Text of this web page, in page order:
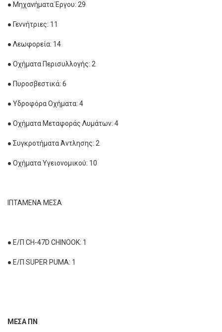
● Μηχανήματα Έργου: 29
● Γεννήτριες: 11
● Λεωφορεία: 14
● Οχήματα Περισυλλογής: 2
● Πυροσβεστικά: 6
● Υδροφόρα Οχήματα: 4
● Οχήματα Μεταφοράς Λυμάτων: 4
● Συγκροτήματα Άντλησης: 2
● Οχήματα Υγειονομικού: 10
ΙΠΤΑΜΕΝΑ ΜΕΣΑ
● Ε/Π CH-47D CHINOOK: 1
● Ε/Π SUPER PUMA: 1
ΜΕΣΑ ΠΝ